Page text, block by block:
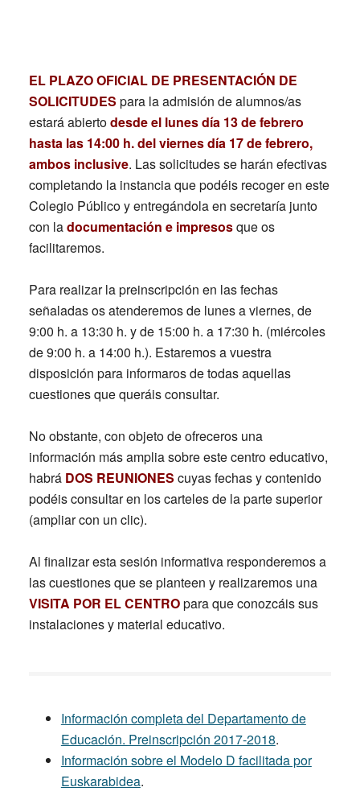
EL PLAZO OFICIAL DE PRESENTACIÓN DE
SOLICITUDES para la admisión de alumnos/as
estará abiertodesde el lunes día 13de febrero
hasta las 14:00 h. del viernes día 17 de febrero,
ambos inclusive. Las solicitudes se harán efectivas
completando la instancia que podéis recoger en este
Colegio Público y entregándola en secretaría junto
con ladocumentación e impresosque os
facilitaremos.
Para realizar la preinscripción en las fechas
señaladas os atenderemos de lunes a viernes, de
9:00 h. a 13:30 h. y de 15:00 h. a 17:30 h. (miércoles
de 9:00 h. a 14:00 h.). Estaremos a vuestra
disposición para informaros de todas aquellas
cuestiones que queráis consultar.
No obstante, con objeto de ofreceros una
información más amplia sobre este centro educativo,
habrá DOS REUNIONES cuyas fechas y contenido
podéis consultar en los carteles de la parte superior
(ampliar con un clic).
Al finalizar esta sesión informativa responderemos a
las cuestiones que se planteen y realizaremos una
VISITA POR EL CENTROpara que conozcáis sus
instalaciones y material educativo.
Información completa del Departamento de
Educación. Preinscripción 2017-2018.
Información sobre el Modelo D facilitada por
Euskarabidea.